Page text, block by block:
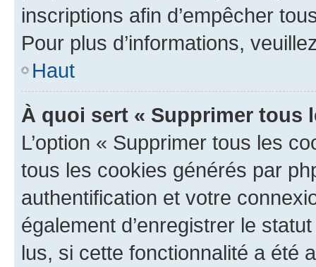
inscriptions afin d’empêcher
Pour plus d’informations,
Haut
À quoi sert « Supprimer tous
L’option « Supprimer tous les
tous les cookies générés par
authentification et votre
également d’enregistrer le
lus, si cette fonctionnalité a été